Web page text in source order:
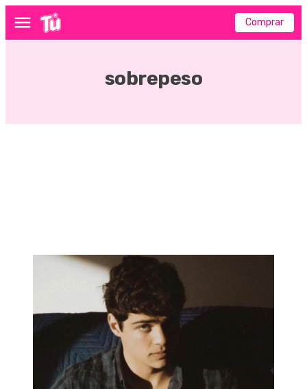
Menú Comprar
sobrepeso